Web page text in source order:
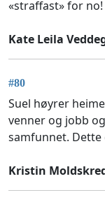
«straffast» for no!
Kate Leila
#80
Suel høyrer
venner og jobb
samfunnet. Dette
Kristin